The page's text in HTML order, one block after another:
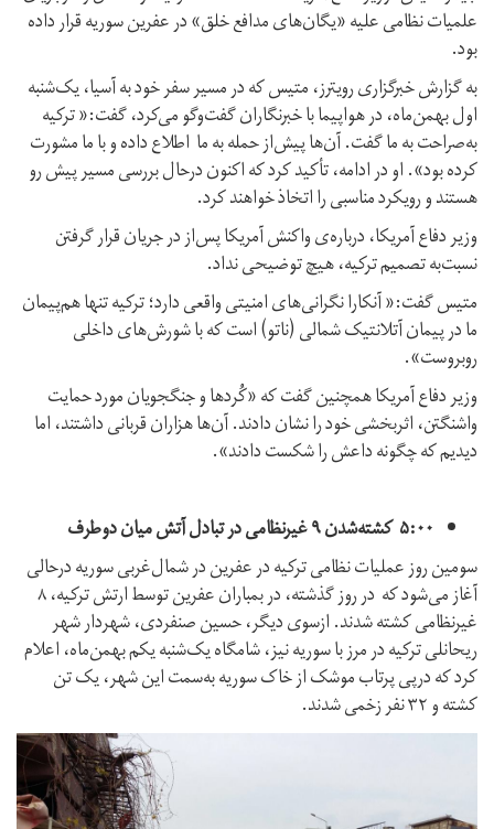
علمیات نظامی علیه «یگان‌های مدافع خلق» در عفرین سوریه قرار داده
بود.
به گزارش خبرگزاری رویترز، متیس که در مسیر سفر خود به آسیا، یک‌شنبه
اول بهمن‌ماه، در هواپیما با خبرنگاران گفت‌وگو می‌کرد، گفت:« ترکیه
به‌صراحت به ما گفت. آن‌ها پیش‌از حمله به ما اطلاع داده و با ما مشورت
کرده بود». او در ادامه، تأکید کرد که اکنون درحال بررسی مسیر پیش رو
هستند و رویکرد مناسبی را اتخاذ خواهند کرد.
وزیر دفاع آمریکا، درباره‌ی واکنش آمریکا پس‌از در جریان قرار گرفتن
نسبت‌به تصمیم ترکیه، هیچ توضیحی نداد.
متیس گفت:« آنکارا نگرانی‌های امنیتی واقعی دارد؛ ترکیه تنها هم‌پیمان
ما در پیمان آتلانتیک شمالی (ناتو) است که با شورش‌های داخلی
روبروست».
وزیر دفاع آمریکا همچنین گفت که «کُردها و جنگجویان مورد حمایت
واشنگتن، اثربخشی خود را نشان دادند. آن‌ها هزاران قربانی داشتند، اما
دیدیم که چگونه داعش را شکست دادند».
۵:۰۰ کشته‌شدن ۹ غیرنظامی در تبادل آتش میان دوطرف
سومین روز عملیات نظامی ترکیه در عفرین در شمال‌غربی سوریه درحالی
آغاز می‌شود که در روز گذشته، در بمباران عفرین توسط ارتش ترکیه، ۸
غیرنظامی کشته شدند. ازسوی دیگر، حسین صنفردی، شهردار شهر
ریحانلی ترکیه در مرز با سوریه نیز، شامگاه یک‌شنبه یکم بهمن‌ماه، اعلام
کرد که درپی پرتاب موشک از خاک سوریه به‌سمت این شهر، یک تن
کشته و ۳۲ نفر زخمی شدند.